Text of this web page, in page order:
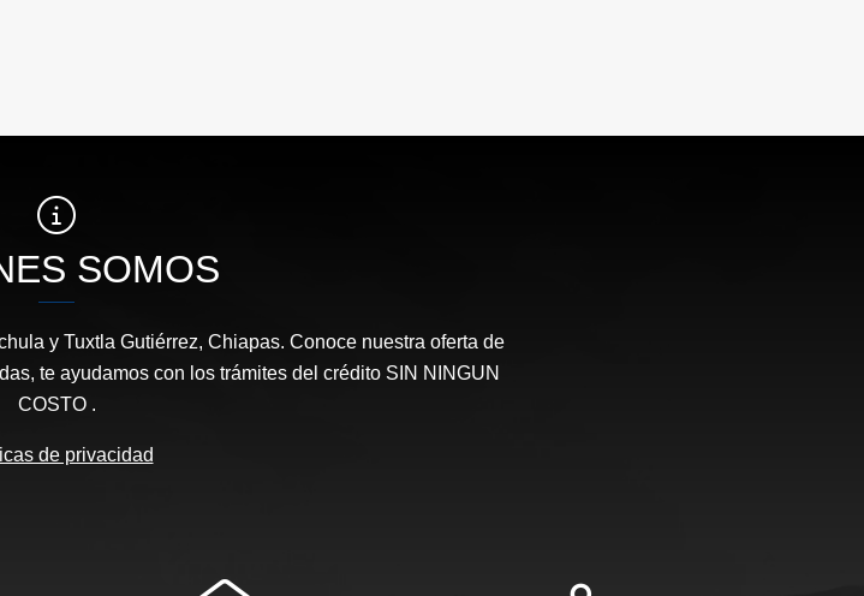
SOMOS
y Tuxtla Gutiérrez, Chiapas. Conoce nuestra oferta de
te ayudamos con los trámites del crédito SIN NINGUN
COSTO .
de privacidad